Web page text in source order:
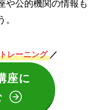
や公的機関の情報も
レーニング ／
座に